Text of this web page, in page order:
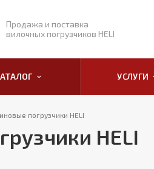
Продажа и поставка
вилочных погрузчиков HELI
УСЛУГИ
погрузчики HELI
HELI